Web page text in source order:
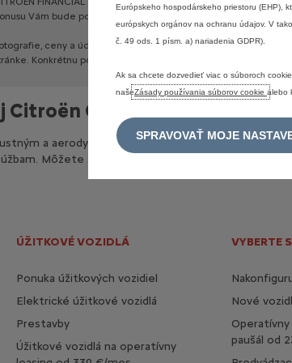
Vám bude poskytnutá
ceny a údaje na tejto stránke sú iba informatívne
Konkrétnu ponuku
C4 a ë-C4
a aerodynamickým vzhľadom? Prispôsobte
Môžete si nakonfigurovať všetko od výbavy a
ÚŽITKOVÉ VOZIDLÁ
Ponuka úžitkových vozidiel
Elektrické úžitkové vozidlá
Prestavby
Úžitkové vozidlá na operatívny
VYBERTE
Nové
paušál od
Európskeho hospodárskeho priestoru (EHP),
európskych orgánov na ochranu údajov. V
č. 49 ods. 1 písm. a) nariadenia GDPR).
Ak sa chcete dozvedieť viac o súboroch
našeZásady používania súborov cookie alebo
SPRAVOVAŤ MOJE